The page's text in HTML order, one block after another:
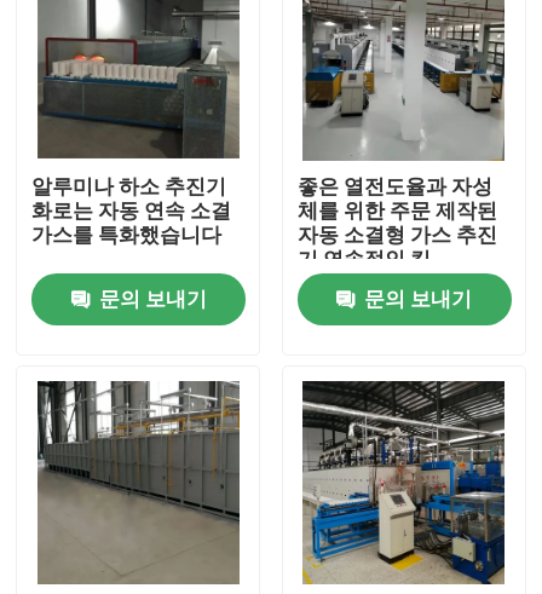
우리에 대하여
공장 여행
품질 관리
소식
인용문을 요구하세요
롤러 단조로
푸셔 전기로
알루미나 하소 추진기
화로는 자동 연속 소결
가스를 특화했습니다
문의 보내기
좋은 열전도율과 자성
체를 위한 주문 제작된
자동 소결형 가스 추진
기 연속적인 킬
문의 보내기